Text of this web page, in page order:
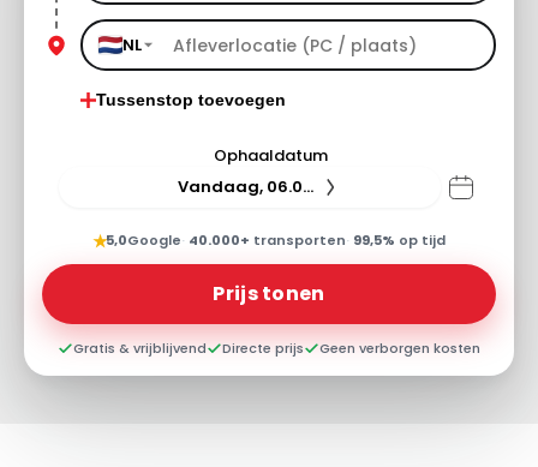
NL
Tussenstop toevoegen
Ophaaldatum
Vandaag, 06.08.26
★5,0Google· 40.000+ transporten· 99,5% op tijd
Prijs tonen
Gratis & vrijblijvend Directe prijs Geen verborgen kosten